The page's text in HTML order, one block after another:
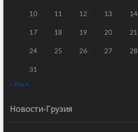
10 11 12 13 14
17 18 19 20 21
24 25 26 27 28
31
« Июл
Новости-Грузия